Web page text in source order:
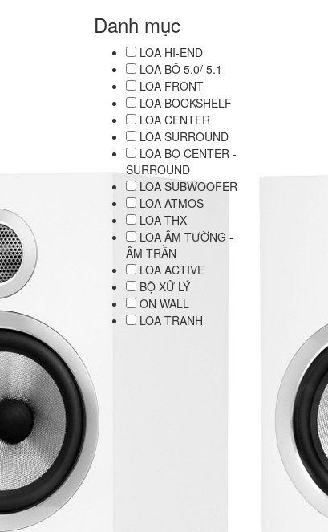
Danh mục
LOA HI-END
LOA BỘ 5.0/ 5.1
LOA FRONT
LOA BOOKSHELF
LOA CENTER
LOA SURROUND
LOA BỘ CENTER -
SURROUND
LOA SUBWOOFER
LOA ATMOS
LOA THX
LOA ÂM TƯỜNG -
ÂM TRẦN
LOA ACTIVE
BỘ XỬ LÝ
ON WALL
LOA TRANH